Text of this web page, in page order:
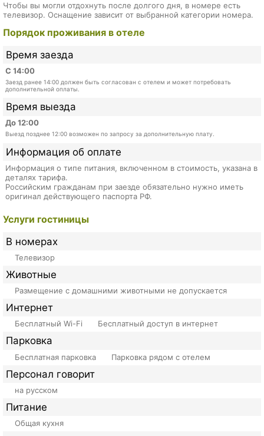
Чтобы вы могли отдохнуть после долгого дня, в номере есть
телевизор. Оснащение зависит от выбранной категории номера.
Порядок проживания в отеле
Время заезда
С 14:00
Заезд ранее 14:00 должен быть согласован с отелем и может потребовать
дополнительной оплаты.
Время выезда
До 12:00
Выезд позднее 12:00 возможен по запросу за дополнительную плату.
Информация об оплате
Информация о типе питания, включенном в стоимость, указана в
деталях тарифа.
Российским гражданам при заезде обязательно нужно иметь
оригинал действующего паспорта РФ.
Услуги гостиницы
В номерах
Телевизор
Животные
Размещение с домашними животными не допускается
Интернет
Бесплатный Wi-Fi Бесплатный доступ в интернет
Парковка
Бесплатная парковка Парковка рядом с отелем
Персонал говорит
на русском
Питание
Общая кухня